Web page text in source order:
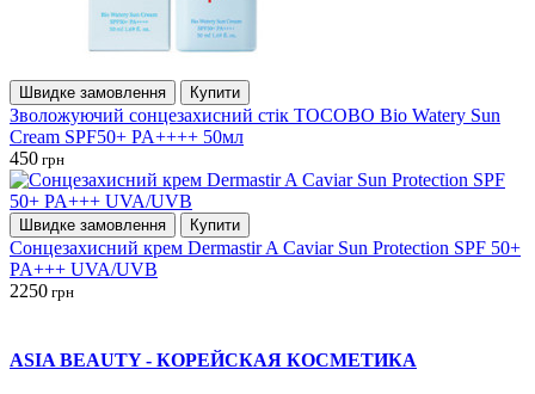
Швидке замовлення Купити
Зволожуючий сонцезахисний стік TOCOBO Bio Watery Sun
Cream SPF50+ PA++++ 50мл
450 грн
Швидке замовлення Купити
Сонцезахисний крем Dermastir A Caviar Sun Protection SPF 50+
PA+++ UVA/UVB
2250 грн
ASIA BEAUTY - КОРЕЙСКАЯ КОСМЕТИКА